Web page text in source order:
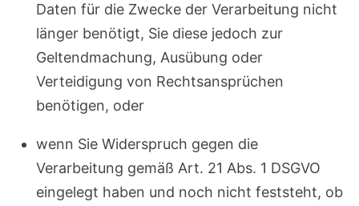
Daten für die Zwecke der Verarbeitung nicht
länger benötigt, Sie diese jedoch zur
Geltendmachung, Ausübung oder
Verteidigung von Rechtsansprüchen
benötigen, oder
wenn Sie Widerspruch gegen die
Verarbeitung gemäß Art. 21 Abs. 1 DSGVO
eingelegt haben und noch nicht feststeht, ob